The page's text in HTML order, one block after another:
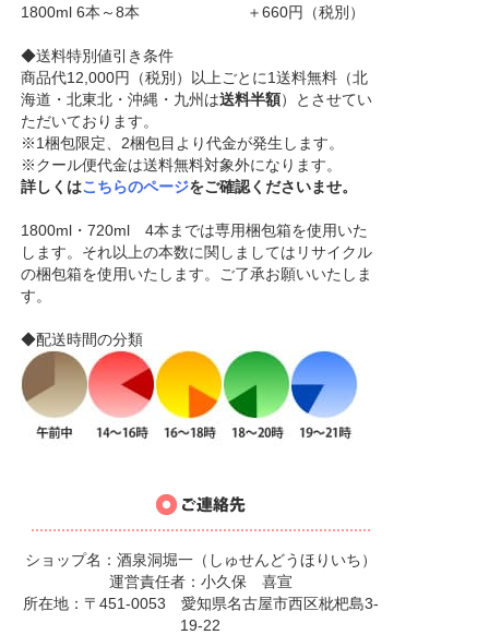
1800ml 6本～8本 ＋660円（税別）
◆送料特別値引き条件
商品代12,000円（税別）以上ごとに1送料無料（北
海道・北東北・沖縄・九州は送料半額）とさせてい
ただいております。
※1梱包限定、2梱包目より代金が発生します。
※クール便代金は送料無料対象外になります。
詳しくはこちらのページをご確認くださいませ。
1800ml・720ml 4本までは専用梱包箱を使用いた
します。それ以上の本数に関しましてはリサイクル
の梱包箱を使用いたします。ご了承お願いいたしま
す。
◆配送時間の分類
ショップ名：酒泉洞堀一（しゅせんどうほりいち）
運営責任者：小久保 喜宣
所在地：〒451-0053 愛知県名古屋市西区枇杷島3-
19-22